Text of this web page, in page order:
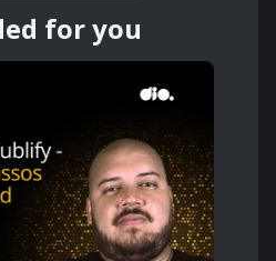
for you